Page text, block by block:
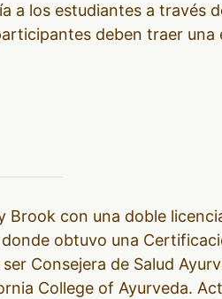
a los estudiantes a través
deben traer una
con una doble
obtuvo una
Consejera de Salud
College of Ayurveda.